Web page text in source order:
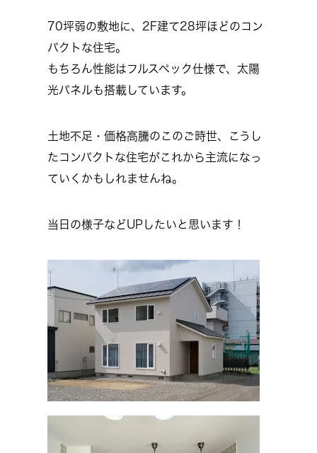
70坪弱の敷地に、2F建て28坪ほどのコン
パクトな住宅。
もちろん性能はフルスペック仕様で、太陽
光パネルも搭載しています。
土地不足・価格高騰のこのご時世、こうし
たコンパクトな住宅がこれから主流になっ
ていくかもしれませんね。
当日の様子などUPしたいと思います！